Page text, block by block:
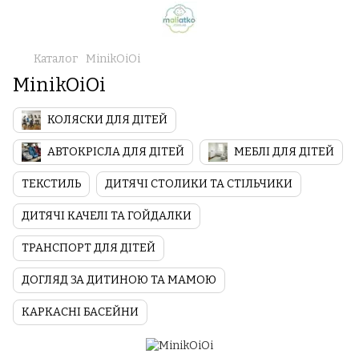
Каталог MinikOiOi
MinikOiOi
КОЛЯСКИ ДЛЯ ДІТЕЙ
АВТОКРІСЛА ДЛЯ ДІТЕЙ МЕБЛІ ДЛЯ ДІТЕЙ
ТЕКСТИЛЬ ДИТЯЧІ СТОЛИКИ ТА СТІЛЬЧИКИ
ДИТЯЧІ КАЧЕЛІ ТА ГОЙДАЛКИ
ТРАНСПОРТ ДЛЯ ДІТЕЙ
ДОГЛЯД ЗА ДИТИНОЮ ТА МАМОЮ
КАРКАСНІ БАСЕЙНИ